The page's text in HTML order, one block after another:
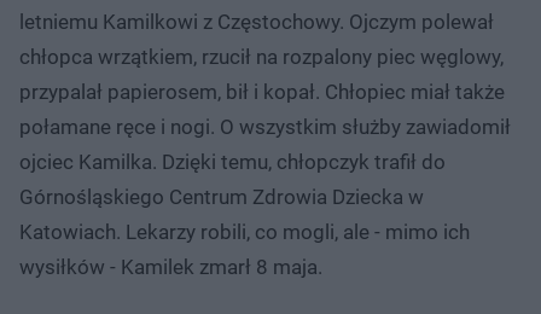
letniemu Kamilkowi z Częstochowy. Ojczym polewał
chłopca wrzątkiem, rzucił na rozpalony piec węglowy,
przypalał papierosem, bił i kopał. Chłopiec miał także
połamane ręce i nogi. O wszystkim służby zawiadomił
ojciec Kamilka. Dzięki temu, chłopczyk trafił do
Górnośląskiego Centrum Zdrowia Dziecka w
Katowiach. Lekarzy robili, co mogli, ale - mimo ich
wysiłków - Kamilek zmarł 8 maja.